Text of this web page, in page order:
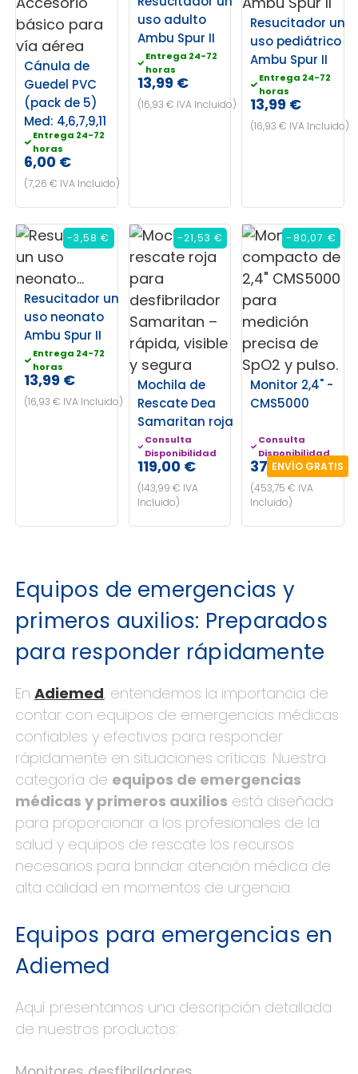
Cánula de
Guedel PVC
(pack de 5)
Med: 4,6,7,9,11
Entrega 24-72
horas
6,00 €
(7,26 € IVA Incluido)
uso adulto
Ambu Spur II
Entrega 24-72
horas
13,99 €
(16,93 € IVA Incluido)
Resucitador un
uso pediátrico
Ambu Spur II
Entrega 24-72
horas
13,99 €
(16,93 € IVA Incluido)
Resucitador un
uso neonato
Ambu Spur II
Entrega 24-72
horas
13,99 €
(16,93 € IVA Incluido)
-3,58 €
Mochila de
Rescate Dea
Samaritan roja
Consulta
Disponibilidad
119,00 €
(143,99 € IVA
Incluido)
-21,53 €
Monitor 2,4" -
CMS5000
Consulta
Disponibilidad
375,00 €
ENVÍO GRATIS
(453,75 € IVA
Incluido)
-80,07 €
Equipos de emergencias y
primeros auxilios: Preparados
para responder rápidamente
En Adiemed, entendemos la importancia de
contar con equipos de emergencias médicas
confiables y efectivos para responder
rápidamente en situaciones críticas. Nuestra
categoría de equipos de emergencias
médicas y primeros auxilios está diseñada
para proporcionar a los profesionales de la
salud y equipos de rescate los recursos
necesarios para brindar atención médica de
alta calidad en momentos de urgencia.
Equipos para emergencias en
Adiemed
Aquí presentamos una descripción detallada
de nuestros productos: